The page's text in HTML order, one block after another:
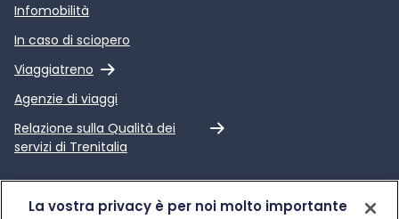
Infomobilità
In caso di sciopero
Viaggiatreno
Link esterno
Agenzie di viaggi
Relazione sulla Qualità dei
servizi di Trenitalia
Link esterno
La vostra privacy è per noi molto importante